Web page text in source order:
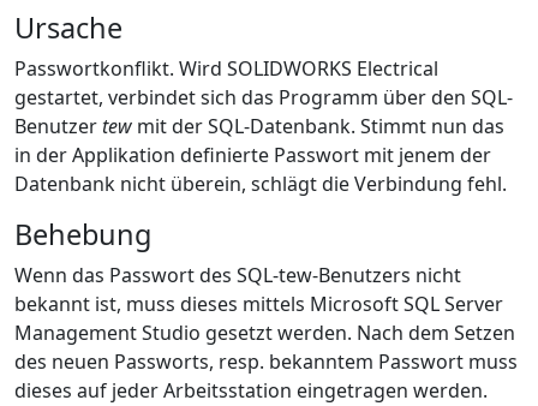
Ursache
Passwortkonflikt. Wird SOLIDWORKS Electrical
gestartet, verbindet sich das Programm über den SQL-
Benutzertew mit der SQL-Datenbank. Stimmt nun das
in der Applikation definierte Passwort mit jenem der
Datenbank nicht überein, schlägt die Verbindung fehl.
Behebung
Wenn das Passwort des SQL-tew-Benutzers nicht
bekannt ist, muss dieses mittels Microsoft SQL Server
Management Studio gesetzt werden. Nach dem Setzen
des neuen Passworts, resp. bekanntem Passwort muss
dieses auf jeder Arbeitsstation eingetragen werden.